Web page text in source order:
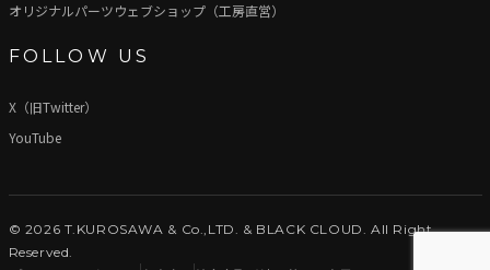
オリジナルパーツウェブショップ（工房直営）
FOLLOW US
X（旧Twitter）
YouTube
© 2026 T.KUROSAWA & Co.,LTD. & BLACK CLOUD. All Right
Reserved.